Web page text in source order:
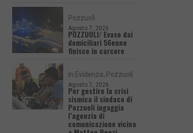
Pozzuoli
Agosto 7, 2026
POZZUOLI/ Evaso dai
domiciliari 56enne
finisce in carcere
In Evidenza Pozzuoli
Agosto 7, 2026
Per gestire la crisi
sismica il sindaco di
Pozzuoli ingaggia
l’agenzia di
comunicazione vicina